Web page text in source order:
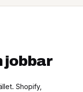
jobbar
Shopify,